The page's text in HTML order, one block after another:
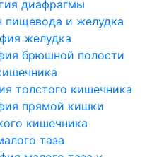
диафрагмы
пищевода и желудка
желудка
брюшной полости
толстого кишечника
прямой кишки
кишечника
таза